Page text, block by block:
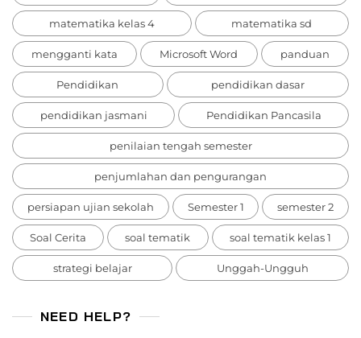
matematika kelas 4 matematika sd
mengganti kata Microsoft Word panduan
Pendidikan pendidikan dasar
pendidikan jasmani Pendidikan Pancasila
penilaian tengah semester
penjumlahan dan pengurangan
persiapan ujian sekolah Semester 1 semester 2
Soal Cerita soal tematik soal tematik kelas 1
strategi belajar Unggah-Ungguh
NEED HELP?